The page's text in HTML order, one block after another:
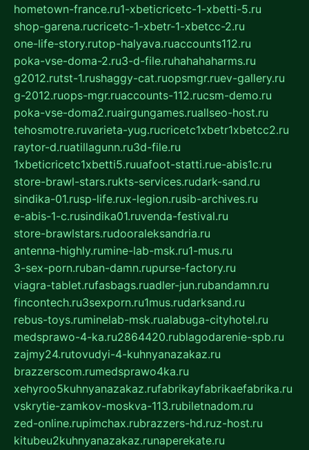
hometown-france.ru1-xbeticricetc-1-xbetti-5.ru
shop-garena.rucricetc-1-xbetr-1-xbetcc-2.ru
one-life-story.rutop-halyava.ruaccounts112.ru
poka-vse-doma-2.ru3-d-file.ruhahahaharms.ru
g2012.rutst-1.rushaggy-cat.ruopsmgr.ruev-gallery.ru
g-2012.ruops-mgr.ruaccounts-112.rucsm-demo.ru
poka-vse-doma2.ruairgungames.ruallseo-host.ru
tehosmotre.ruvarieta-yug.rucricetc1xbetr1xbetcc2.ru
raytor-d.ruatillagunn.ru3d-file.ru
1xbeticricetc1xbetti5.ruuafoot-statti.rue-abis1c.ru
store-brawl-stars.rukts-services.rudark-sand.ru
sindika-01.rusp-life.rux-legion.rusib-archives.ru
e-abis-1-c.rusindika01.ruvenda-festival.ru
store-brawlstars.rudooraleksandria.ru
antenna-highly.rumine-lab-msk.ru1-mus.ru
3-sex-porn.ruban-damn.rupurse-factory.ru
viagra-tablet.rufasbags.ruadler-jun.rubandamn.ru
fincontech.ru3sexporn.ru1mus.rudarksand.ru
rebus-toys.ruminelab-msk.rualabuga-cityhotel.ru
medsprawo-4-ka.ru2864420.rublagodarenie-spb.ru
zajmy24.rutovudyi-4-kuhnyanazakaz.ru
brazzerscom.rumedsprawo4ka.ru
xehyroo5kuhnyanazakaz.rufabrikayfabrikaefabrika.ru
vskrytie-zamkov-moskva-113.rubiletnadom.ru
zed-online.rupimchax.rubrazzers-hd.ruz-host.ru
kitubeu2kuhnyanazakaz.runaperekate.ru